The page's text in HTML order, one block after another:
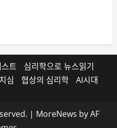
트
심리학으로 뉴스읽기
심 협상의 심리학 AI시대
| MoreNews by AF